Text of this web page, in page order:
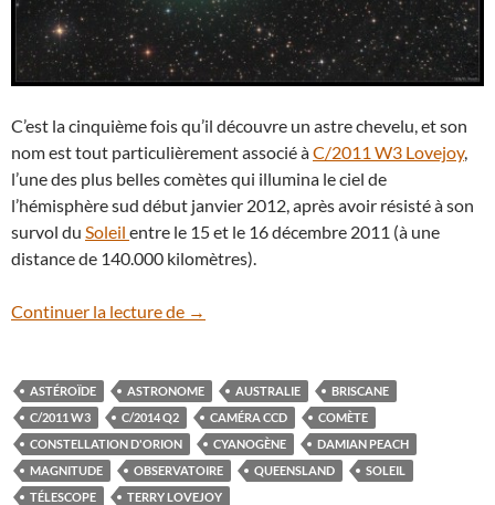
C’est la cinquième fois qu’il découvre un astre chevelu, et son
nom est tout particulièrement associé àC/2011 W3 Lovejoy,
l’une des plus belles comètes qui illumina le ciel de
l’hémisphère sud début janvier 2012, après avoir résisté à son
survol du Soleil entre le 15 et le 16 décembre 2011 (à une
distance de 140.000 kilomètres).
Continuer la lecture de La comète C/2014 Q2 Lovejoy arrive
→
ASTÉROÏDE ASTRONOME AUSTRALIE
BRISCANE
C/2011 W3
C/2014 Q2 CAMÉRA CCD
COMÈTE
CONSTELLATION D'ORION
CYANOGÈNE
DAMIAN PEACH
MAGNITUDE
OBSERVATOIRE QUEENSLAND
SOLEIL
TÉLESCOPE
TERRY LOVEJOY